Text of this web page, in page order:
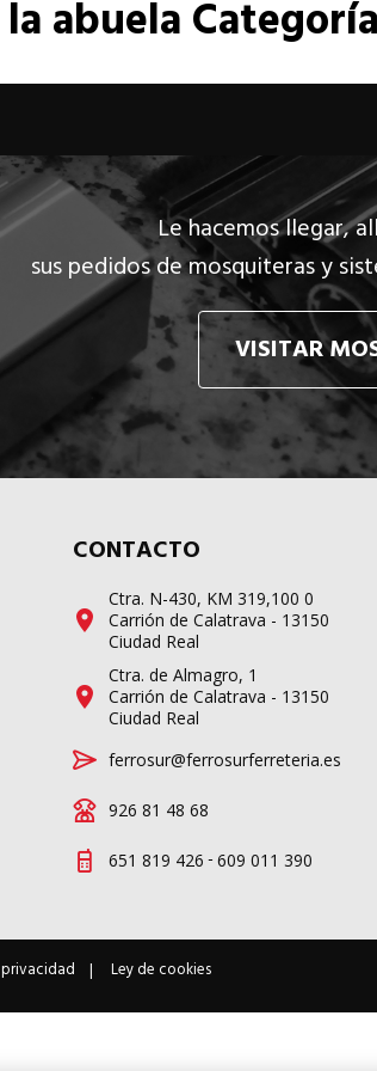
abuela
Le hacemos llegar,
sus pedidos de mosquiteras y
VISITAR
CONTACTO
Ctra. N-430, KM 319,100 0
Carrión de Calatrava - 13150
Ciudad Real
Ctra. de Almagro, 1
Carrión de Calatrava - 13150
Ciudad Real
ferrosur@ferrosurferreteria.es
926 81 48 68
651 819 426 - 609 011 390
Ley de cookies